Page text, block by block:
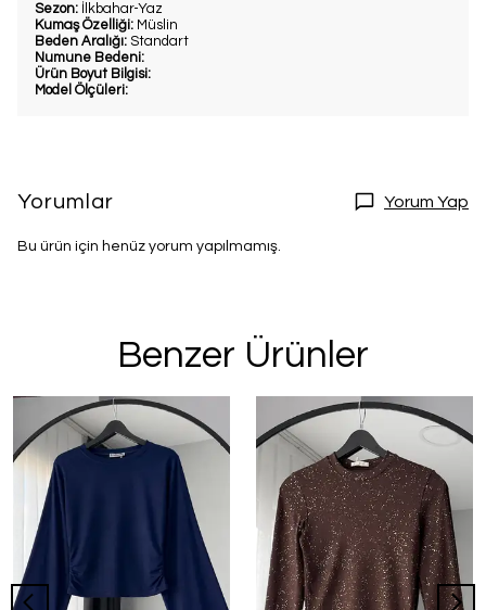
Sezon: İlkbahar-Yaz
Kumaş Özelliği: Müslin
Beden Aralığı: Standart
Numune Bedeni:
Ürün Boyut Bilgisi:
Model Ölçüleri:
Yorumlar Yorum Yap
Bu ürün için henüz yorum yapılmamış.
Benzer Ürünler